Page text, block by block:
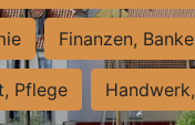
Finanzen,
Pflege